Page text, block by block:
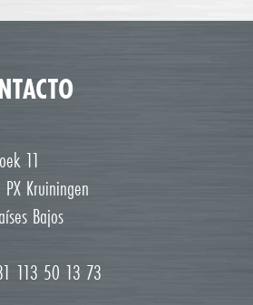
11
Kruiningen
Bajos
113 50 13 73